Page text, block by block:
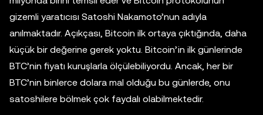
gizemli yaratıcısı Satoshi Nakamoto’nun adıyla
anılmaktadır. Açıkçası, Bitcoin ilk ortaya çıktığında, daha
küçük bir değerine gerek yoktu. Bitcoin’in ilk günlerinde
BTC’nin fiyatı kuruşlarla ölçülebiliyordu. Ancak, her bir
BTC’nin binlerce dolara mal olduğu bu günlerde, onu
satoshilere bölmek çok faydalı olabilmektedir.